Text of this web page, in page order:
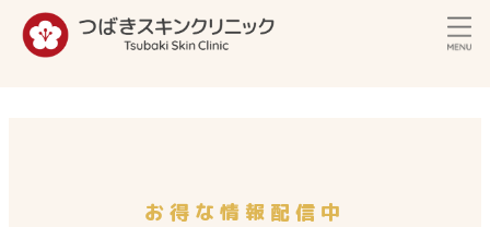
内
容
お得な情報配信中